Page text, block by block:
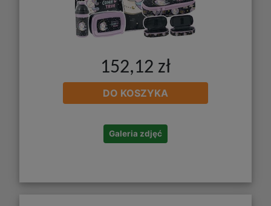
152,12 zł
DO KOSZYKA
Galeria zdjęć